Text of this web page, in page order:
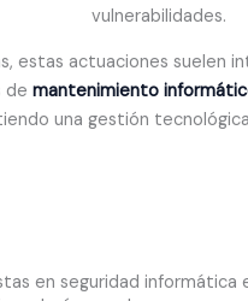
vulnerabilidades.
estas actuaciones suelen
de mantenimiento
una gestión
en seguridad informática